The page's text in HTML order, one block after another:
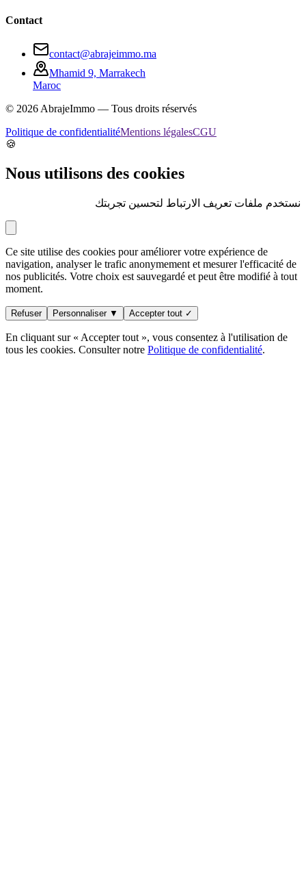
Contact
contact@abrajeimmo.ma
Mhamid 9, Marrakech
Maroc
© 2026AbrajeImmo — Tous droits réservés
Politique de confidentialitéMentions légalesCGU
🍪
Nous utilisons des cookies
نستخدم ملفات تعريف الارتباط لتحسين تجربتك
Ce site utilise des cookies pour améliorer votre expérience de
navigation, analyser le trafic anonymement et mesurer l'efficacité de
nos publicités. Votre choix est sauvegardé et peut être modifié à tout
moment.
Refuser Personnaliser ▼ Accepter tout ✓
En cliquant sur « Accepter tout », vous consentez à l'utilisation de
tous les cookies. Consulter notre Politique de confidentialité.